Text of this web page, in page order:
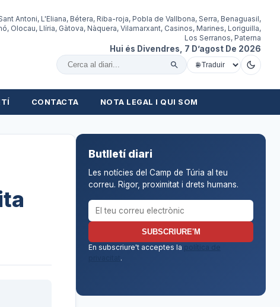
Antoni, L'Eliana, Bétera, Riba-roja, Pobla de Vallbona, Serra, Benaguasil,
Olocau, Llíria, Gàtova, Nàquera, Vilamarxant, Casinos, Marines, Loriguilla,
Los Serranos, Paterna
Hui és Divendres, 7 D’agost De 2026
Cercar al diari
CONTACTA NOTA LEGAL I QUI SOM
Butlletí diari
Les notícies del Camp de Túria al teu
correu. Rigor, proximitat i drets humans.
Correu electrònic per al butlletí
SUBSCRIURE'M
En subscriure't acceptes la
política de
.